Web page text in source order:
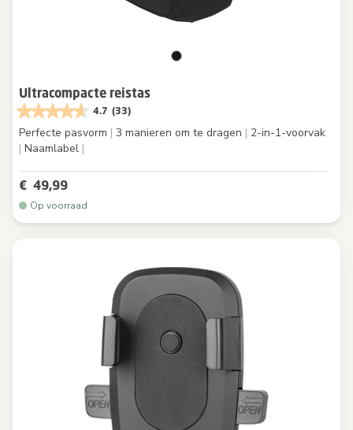
Ultracompacte reistas
4.7 (33)
Perfecte pasvorm | 3 manieren om te dragen | 2-in-1-voorvak
| Naamlabel |
€ 49,99
Op voorraad